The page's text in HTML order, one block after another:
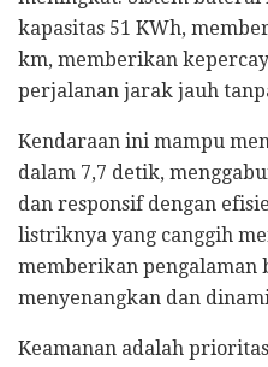
kapasitas 51 KWh,
km, memberikan
perjalanan jarak jauh
Kendaraan ini mampu
dalam 7,7 detik,
dan responsif dengan
listriknya yang canggih
memberikan pengalaman
menyenangkan dan
Keamanan adalah